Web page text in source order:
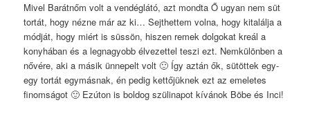
Mivel Barátnőm volt a vendéglátó, azt mondta Ő ugyan nem süt
tortát, hogy nézne már az ki… Sejthettem volna, hogy kitalálja a
módját, hogy miért is süssön, hiszen remek dolgokat kreál a
konyhában és a legnagyobb élvezettel teszi ezt. Nemkülönben a
nővére, aki a másik ünnepelt volt 🙂 Így aztán ők, sütöttek egy-
egy tortát egymásnak, én pedig kettőjüknek ezt az emeletes
finomságot 🙂 Ezúton is boldog szülinapot kívánok Böbe és Inci!